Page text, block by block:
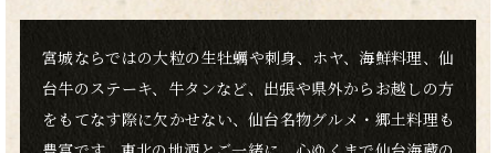
宮城ならではの大粒の生牡蠣や刺身、ホヤ、海鮮料理、仙
台牛のステーキ、牛タンなど、出張や県外からお越しの方
をもてなす際に欠かせない、仙台名物グルメ・郷土料理も